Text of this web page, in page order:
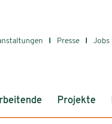
Presse Jobs
Projekte